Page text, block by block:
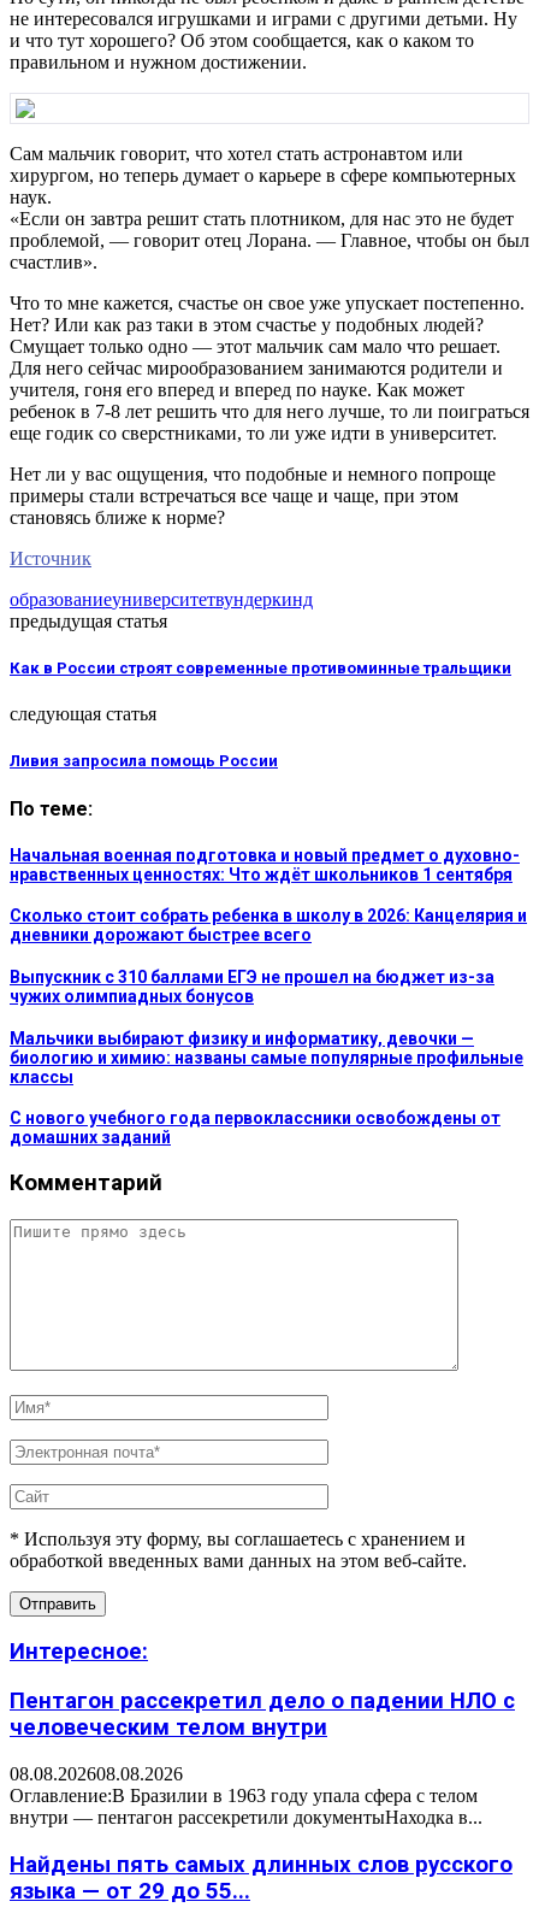
не интересовался игрушками и играми с другими детьми. Ну
и что тут хорошего? Об этом сообщается, как о каком то
правильном и нужном достижении.
Сам мальчик говорит, что хотел стать астронавтом или
хирургом, но теперь думает о карьере в сфере компьютерных
наук.
«Если он завтра решит стать плотником, для нас это не будет
проблемой, — говорит отец Лорана. — Главное, чтобы он был
счастлив».
Что то мне кажется, счастье он свое уже упускает постепенно.
Нет? Или как раз таки в этом счастье у подобных людей?
Смущает только одно — этот мальчик сам мало что решает.
Для него сейчас мирообразованием занимаются родители и
учителя, гоня его вперед и вперед по науке. Как может
ребенок в 7-8 лет решить что для него лучше, то ли поиграться
еще годик со сверстниками, то ли уже идти в университет.
Нет ли у вас ощущения, что подобные и немного попроще
примеры стали встречаться все чаще и чаще, при этом
становясь ближе к норме?
Источник
образованиеуниверситетвундеркинд
предыдущая статья
Как в России строят современные противоминные тральщики
следующая статья
Ливия запросила помощь России
По теме:
Начальная военная подготовка и новый предмет о духовно-
нравственных ценностях: Что ждёт школьников 1 сентября
Сколько стоит собрать ребенка в школу в 2026: Канцелярия и
дневники дорожают быстрее всего
Выпускник с 310 баллами ЕГЭ не прошел на бюджет из-за
чужих олимпиадных бонусов
Мальчики выбирают физику и информатику, девочки —
биологию и химию: названы самые популярные профильные
классы
С нового учебного года первоклассники освобождены от
домашних заданий
Комментарий
* Используя эту форму, вы соглашаетесь с хранением и
обработкой введенных вами данных на этом веб-сайте.
Интересное:
Пентагон рассекретил дело о падении НЛО с
человеческим телом внутри
08.08.202608.08.2026
Оглавление:В Бразилии в 1963 году упала сфера с телом
внутри — пентагон рассекретили документыНаходка в...
Найдены пять самых длинных слов русского
языка — от 29 до 55...